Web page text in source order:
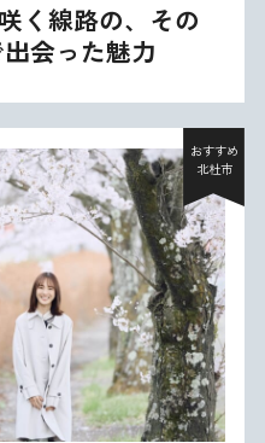
く線路の、その
会った魅力
おすすめ
北杜市